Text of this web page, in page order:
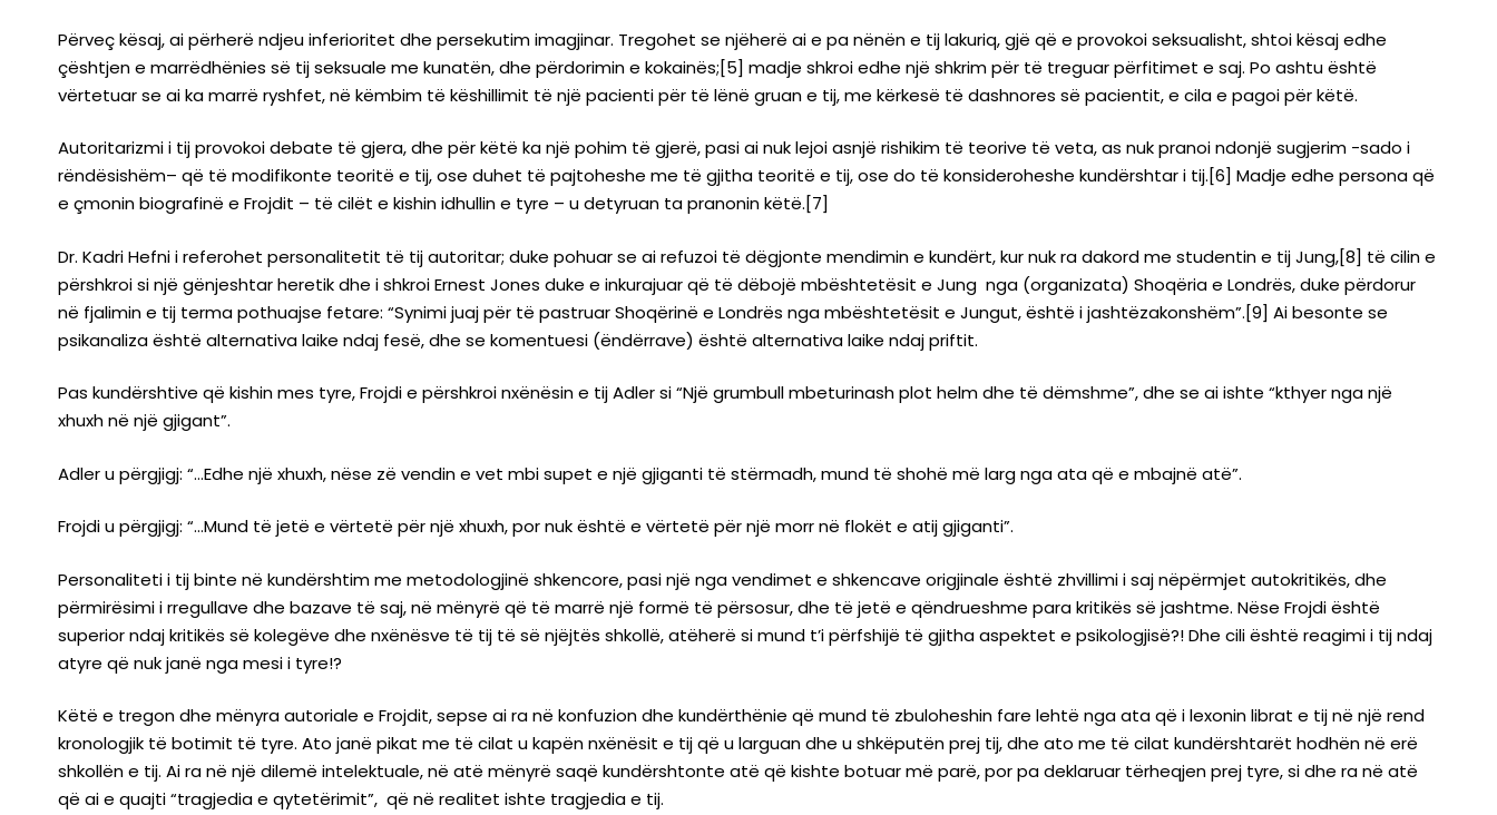
Përveç kësaj, ai përherë ndjeu inferioritet dhe persekutim imagjinar. Tregohet se njëherë ai e pa nënën e tij lakuriq, gjë që e provokoi seksualisht, shtoi kësaj edhe
çështjen e marrëdhënies së tij seksuale me kunatën, dhe përdorimin e kokainës;[5] madje shkroi edhe një shkrim për të treguar përfitimet e saj. Po ashtu është
vërtetuar se ai ka marrë ryshfet, në këmbim të këshillimit të një pacienti për të lënë gruan e tij, me kërkesë të dashnores së pacientit, e cila e pagoi për këtë.
Autoritarizmi i tij provokoi debate të gjera, dhe për këtë ka një pohim të gjerë, pasi ai nuk lejoi asnjë rishikim të teorive të veta, as nuk pranoi ndonjë sugjerim -sado i
rëndësishëm– që të modifikonte teoritë e tij, ose duhet të pajtoheshe me të gjitha teoritë e tij, ose do të konsideroheshe kundërshtar i tij.[6] Madje edhe persona që
e çmonin biografinë e Frojdit – të cilët e kishin idhullin e tyre – u detyruan ta pranonin këtë.[7]
Dr. Kadri Hefni i referohet personalitetit të tij autoritar; duke pohuar se ai refuzoi të dëgjonte mendimin e kundërt, kur nuk ra dakord me studentin e tij Jung,[8] të cilin e
përshkroi si një gënjeshtar heretik dhe i shkroi Ernest Jones duke e inkurajuar që të dëbojë mbështetësit e Jung nga (organizata) Shoqëria e Londrës, duke përdorur
në fjalimin e tij terma pothuajse fetare: “Synimi juaj për të pastruar Shoqërinë e Londrës nga mbështetësit e Jungut, është i jashtëzakonshëm”.[9] Ai besonte se
psikanaliza është alternativa laike ndaj fesë, dhe se komentuesi (ëndërrave) është alternativa laike ndaj priftit.
Pas kundërshtive që kishin mes tyre, Frojdi e përshkroi nxënësin e tij Adler si “Një grumbull mbeturinash plot helm dhe të dëmshme”, dhe se ai ishte “kthyer nga një
xhuxh në një gjigant”.
Adler u përgjigj: “…Edhe një xhuxh, nëse zë vendin e vet mbi supet e një gjiganti të stërmadh, mund të shohë më larg nga ata që e mbajnë atë”.
Frojdi u përgjigj: “…Mund të jetë e vërtetë për një xhuxh, por nuk është e vërtetë për një morr në flokët e atij gjiganti”.
Personaliteti i tij binte në kundërshtim me metodologjinë shkencore, pasi një nga vendimet e shkencave origjinale është zhvillimi i saj nëpërmjet autokritikës, dhe
përmirësimi i rregullave dhe bazave të saj, në mënyrë që të marrë një formë të përsosur, dhe të jetë e qëndrueshme para kritikës së jashtme. Nëse Frojdi është
superior ndaj kritikës së kolegëve dhe nxënësve të tij të së njëjtës shkollë, atëherë si mund t’i përfshijë të gjitha aspektet e psikologjisë?! Dhe cili është reagimi i tij ndaj
atyre që nuk janë nga mesi i tyre!?
Këtë e tregon dhe mënyra autoriale e Frojdit, sepse ai ra në konfuzion dhe kundërthënie që mund të zbuloheshin fare lehtë nga ata që i lexonin librat e tij në një rend
kronologjik të botimit të tyre. Ato janë pikat me të cilat u kapën nxënësit e tij që u larguan dhe u shkëputën prej tij, dhe ato me të cilat kundërshtarët hodhën në erë
shkollën e tij. Ai ra në një dilemë intelektuale, në atë mënyrë saqë kundërshtonte atë që kishte botuar më parë, por pa deklaruar tërheqjen prej tyre, si dhe ra në atë
që ai e quajti “tragjedia e qytetërimit”, që në realitet ishte tragjedia e tij.